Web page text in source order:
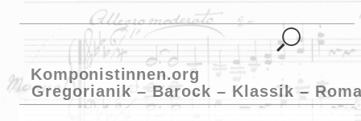
Komponistinnen.org
Gregorianik – Barock – Klassik –